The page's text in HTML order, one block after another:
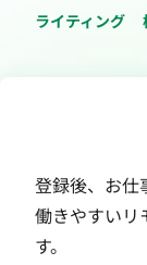
ライティング
登録後、お仕
働きやすいリ
す。